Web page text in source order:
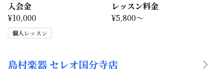
入会金
¥10,000
レッスン料金
¥5,800～
個人レッスン
島村楽器 セレオ国分寺店